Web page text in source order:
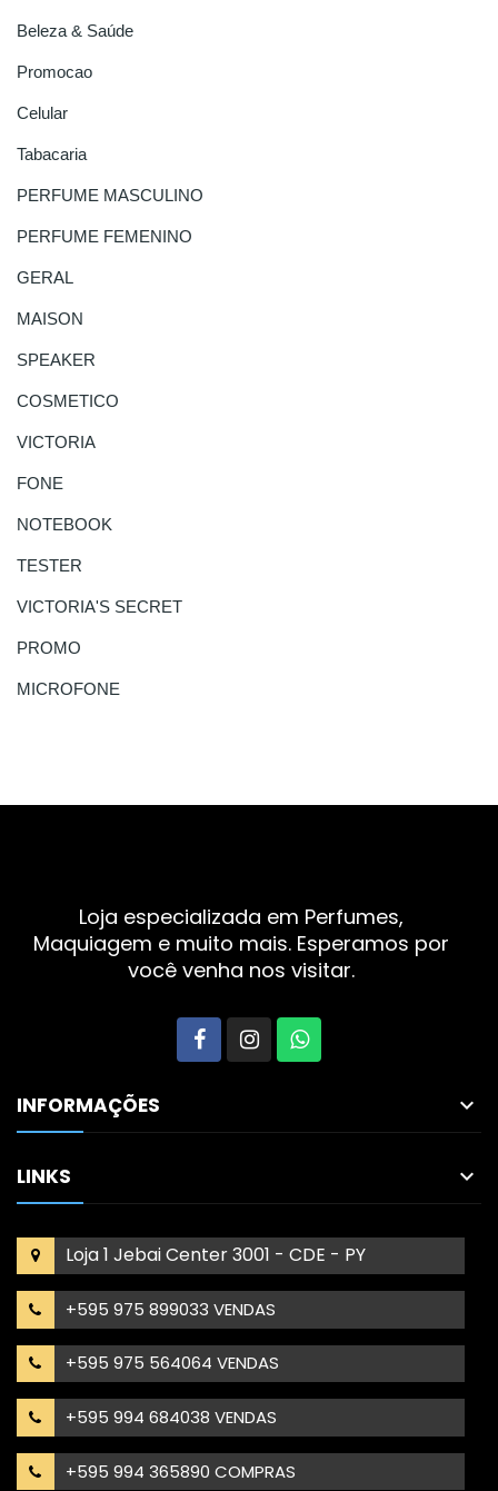
Beleza & Saúde
Promocao
Celular
Tabacaria
PERFUME MASCULINO
PERFUME FEMENINO
GERAL
MAISON
SPEAKER
COSMETICO
VICTORIA
FONE
NOTEBOOK
TESTER
VICTORIA'S SECRET
PROMO
MICROFONE
Loja especializada em Perfumes,
Maquiagem e muito mais. Esperamos por
você venha nos visitar.
INFORMAÇÕES 
LINKS 
Loja 1 Jebai Center 3001 - CDE - PY
+595 975 899033 VENDAS
+595 975 564064 VENDAS
+595 994 684038 VENDAS
+595 994 365890 COMPRAS